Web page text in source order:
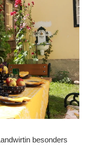
besonders